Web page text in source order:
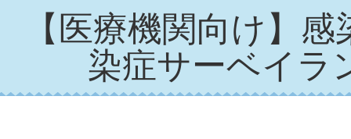
【医療機関向け】
染症サーベイラ